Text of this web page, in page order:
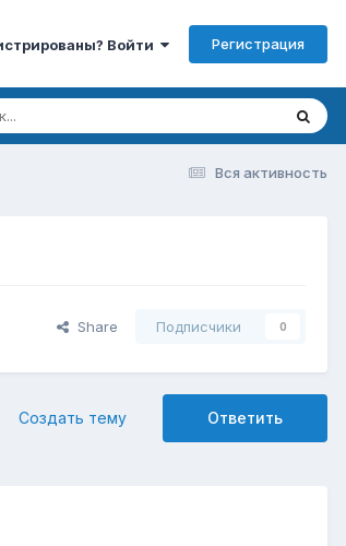
Войти Регистрация
Вся активность
Share Подписчики 0
Ответить
Создать тему